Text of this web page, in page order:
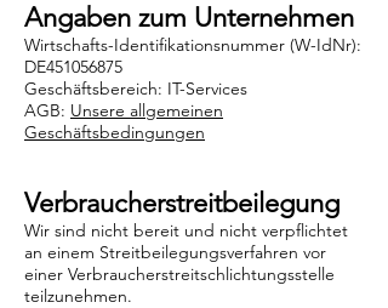
Angaben zum Unternehmen
Wirtschafts-Identifikationsnummer (W-IdNr):
DE451056875
Geschäftsbereich: IT-Services
AGB: Unsere allgemeinen
Geschäftsbedingungen
Verbraucherstreitbeilegung
Wir sind nicht bereit und nicht verpflichtet
an einem Streitbeilegungsverfahren vor
einer Verbraucherstreitschlichtungsstelle
teilzunehmen.